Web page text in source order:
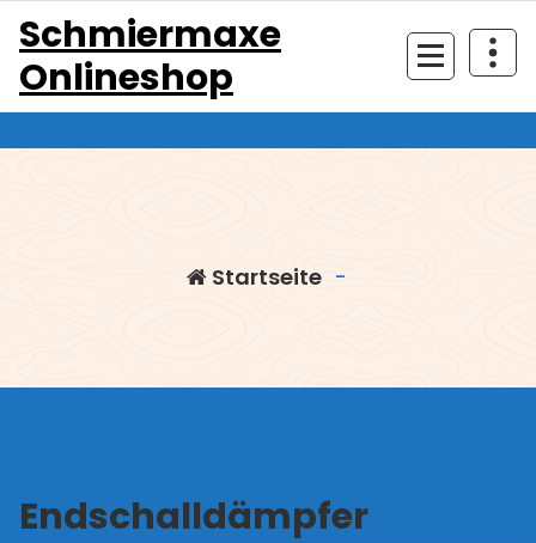
Inhalt
springen
Schmiermaxe
Onlineshop
Startseite-
Endschalldämpfer